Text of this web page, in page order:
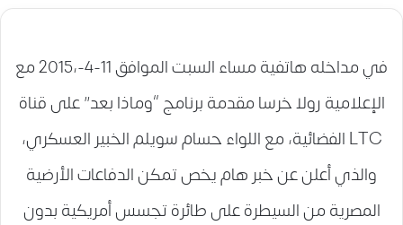
في مداخله هاتفية مساء السبت الموافق 11-4-،2015 مع
الإعلامية رولا خرسا مقدمة برنامج “وماذا بعد” على قناة
LTC الفضائية، مع اللواء حسام سويلم الخبير العسكري،
والذي أعلن عن خبر هام يخص تمكن الدفاعات الأرضية
المصرية من السيطرة على طائرة تجسس أمريكية بدون